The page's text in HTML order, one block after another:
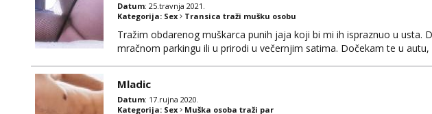
Datum: 25.travnja 2021.
Kategorija: Sex Transica traži mušku osobu
Tražim obdarenog muškarca punih jaja koji bi mi ih ispraznuo u usta.
mračnom parkingu ili u prirodi u večernjim satima. Dočekam te u
Mladic
Datum: 17.rujna 2020.
Kategorija: Sex Muška osoba traži par